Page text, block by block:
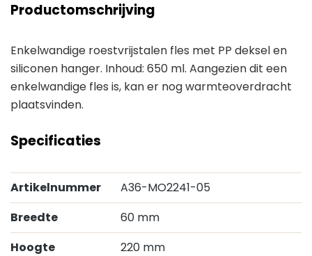
Productomschrijving
Enkelwandige roestvrijstalen fles met PP deksel en
siliconen hanger. Inhoud: 650 ml. Aangezien dit een
enkelwandige fles is, kan er nog warmteoverdracht
plaatsvinden.
Specificaties
Artikelnummer
A36-MO2241-05
Breedte
60 mm
Hoogte
220 mm